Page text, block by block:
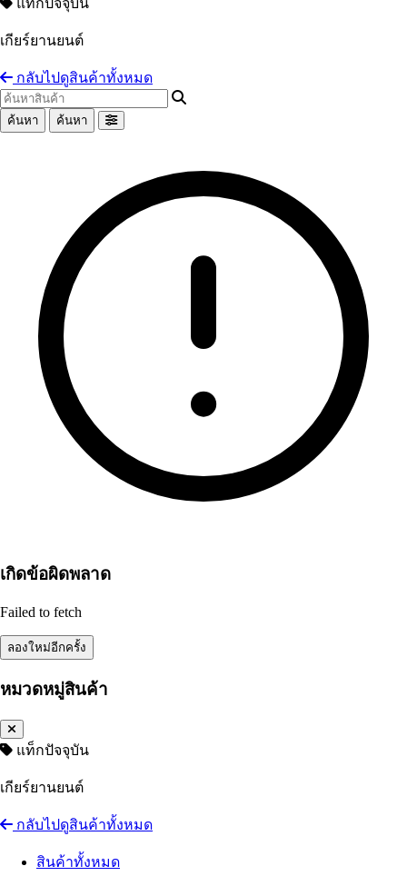
อื่นๆ Others
อื่นๆ Others
แท็กปัจจุบัน
เกียร์ยานยนต์
กลับไปดูสินค้าทั้งหมด
ค้นหา ค้นหา
เกิดข้อผิดพลาด
Failed to fetch
ลองใหม่อีกครั้ง
หมวดหมู่สินค้า
แท็กปัจจุบัน
เกียร์ยานยนต์
กลับไปดูสินค้าทั้งหมด
สินค้าทั้งหมด